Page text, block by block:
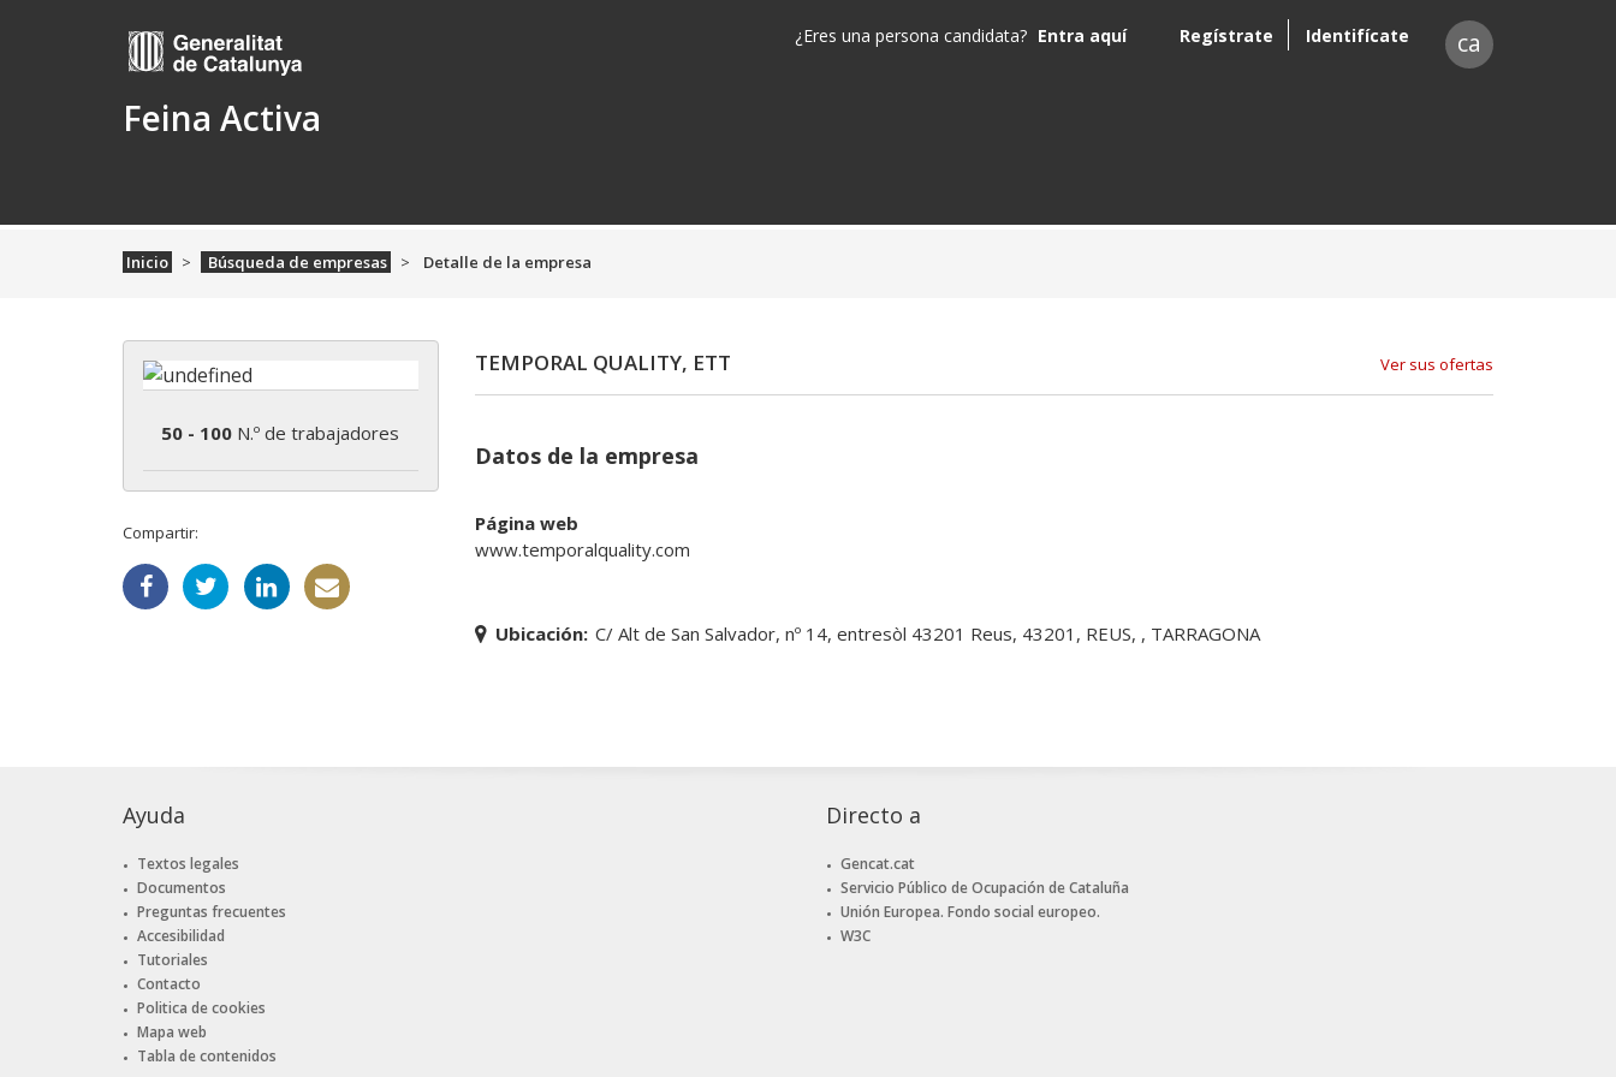
Feina Activa
¿Eres una persona candidata? Entra aquí Regístrate Identifícate ca
Inicio Búsqueda de empresas Detalle de la empresa
50 - 100 N.º de trabajadores
Compartir:
TEMPORAL QUALITY, ETT Ver sus ofertas
Datos de la empresa
Página web
www.temporalquality.com
Ubicación: C/ Alt de San Salvador, nº 14, entresòl 43201 Reus, 43201, REUS, , TARRAGONA
Ayuda
Textos legales
Documentos
Preguntas frecuentes
Accesibilidad
Tutoriales
Contacto
Politica de cookies
Mapa web
Tabla de contenidos
Directo a
Gencat.cat
Servicio Público de Ocupación de Cataluña
Unión Europea. Fondo social europeo.
W3C